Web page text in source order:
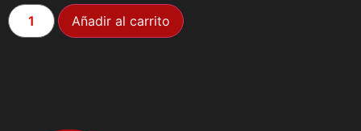
Añadir al carrito